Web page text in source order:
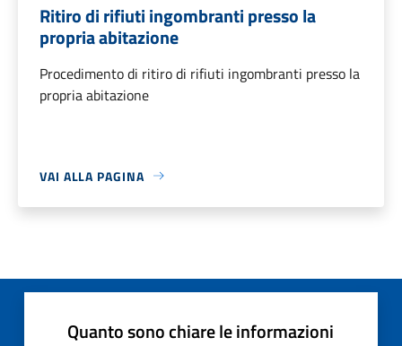
Ritiro di rifiuti ingombranti presso la
propria abitazione
Procedimento di ritiro di rifiuti ingombranti presso la
propria abitazione
VAI ALLA PAGINA
Quanto sono chiare le informazioni